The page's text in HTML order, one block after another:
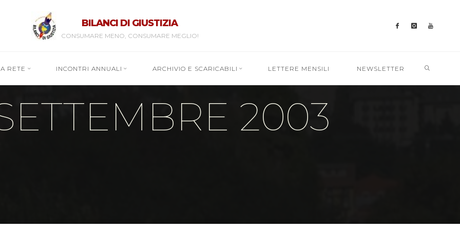
BILANCI DI GIUSTIZIA
CONSUMARE MENO, CONSUMARE MEGLIO!
RETE INCONTRI ANNUALI ARCHIVIO E SCARICABILI LETTERE MENSILI NEWSLETTER
2003